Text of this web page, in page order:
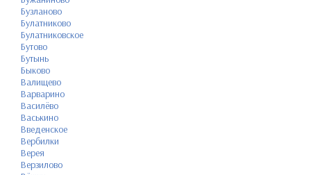
Бузланово
Булатниково
Булатниковское
Бутово
Бутынь
Быково
Валищево
Варварино
Василёво
Васькино
Введенское
Вербилки
Верея
Верзилово